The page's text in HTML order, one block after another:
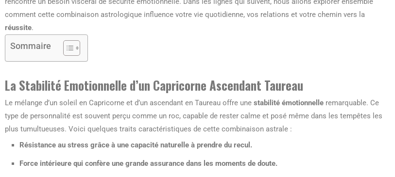
comment cette combinaison astrologique influence votre vie quotidienne, vos relations et votre chemin vers la
réussite.
Sommaire
La Stabilité Emotionnelle d’un Capricorne Ascendant Taureau
Le mélange d’un soleil en Capricorne et d’un ascendant en Taureau offre une stabilité émotionnelle remarquable. Ce
type de personnalité est souvent perçu comme un roc, capable de rester calme et posé même dans les tempêtes les
plus tumultueuses. Voici quelques traits caractéristiques de cette combinaison astrale :
Résistance au stress grâce à une capacité naturelle à prendre du recul.
Force intérieure qui confère une grande assurance dans les moments de doute.